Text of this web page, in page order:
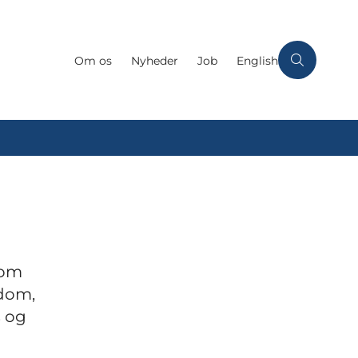
Om os Nyheder Job English
og